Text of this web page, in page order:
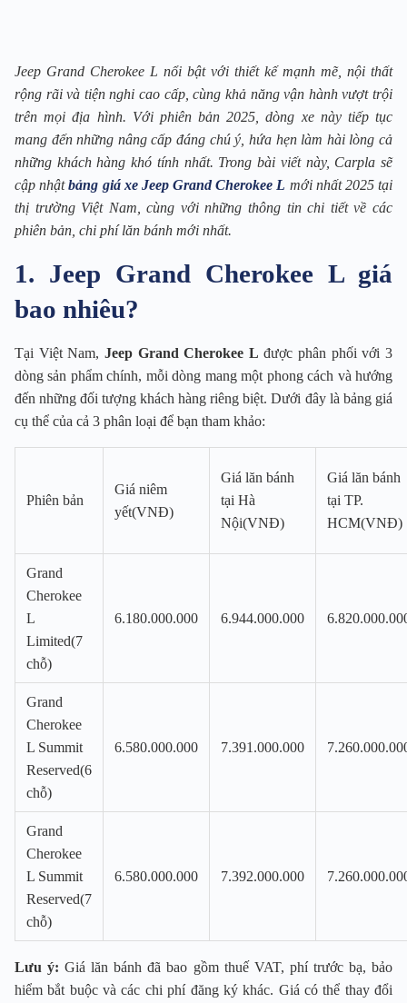
Jeep Grand Cherokee L nổi bật với thiết kế mạnh mẽ, nội thất
rộng rãi và tiện nghi cao cấp, cùng khả năng vận hành vượt trội
trên mọi địa hình. Với phiên bản 2025, dòng xe này tiếp tục
mang đến những nâng cấp đáng chú ý, hứa hẹn làm hài lòng cả
những khách hàng khó tính nhất. Trong bài viết này, Carpla sẽ
cập nhậtbảng giá xe Jeep Grand Cherokee L mới nhất 2025 tại
thị trường Việt Nam, cùng với những thông tin chi tiết về các
phiên bản, chi phí lăn bánh mới nhất.
1. Jeep Grand Cherokee L giá
bao nhiêu?
Tại Việt Nam, Jeep Grand Cherokee L được phân phối với 3
dòng sản phẩm chính, mỗi dòng mang một phong cách và hướng
đến những đối tượng khách hàng riêng biệt. Dưới đây là bảng giá
cụ thể của cả 3 phân loại để bạn tham khảo:
Phiên bản
Giá niêm
yết(VNĐ)
Giá lăn bánh
tại Hà
Nội(VNĐ)
Giá lăn bánh
tại TP.
HCM(VNĐ)
Grand
Cherokee
L
Limited(7
chỗ)
6.180.000.000 6.944.000.000
Grand
Cherokee
L Summit
Reserved(6
chỗ)
6.580.000.000 7.391.000.000
Grand
Cherokee
L Summit
Reserved(7
chỗ)
6.580.000.000 7.392.000.000
Lưu ý: Giá lăn bánh đã bao gồm thuế VAT, phí trước bạ, bảo
hiểm bắt buộc và các chi phí đăng ký khác. Giá có thể thay đổi